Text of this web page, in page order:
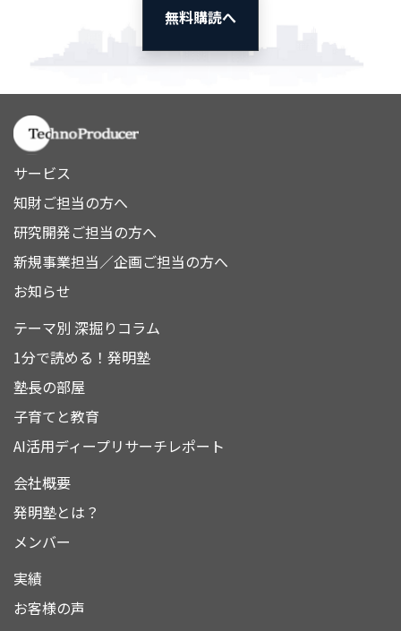
無料購読へ
サービス
知財ご担当の方へ
研究開発ご担当の方へ
新規事業担当／企画ご担当の方へ
お知らせ
テーマ別 深掘りコラム
1分で読める！発明塾
塾長の部屋
子育てと教育
AI活用ディープリサーチレポート
会社概要
発明塾とは？
メンバー
実績
お客様の声